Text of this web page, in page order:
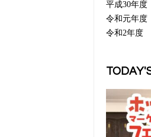
平成30年度
令和元年度
令和2年度